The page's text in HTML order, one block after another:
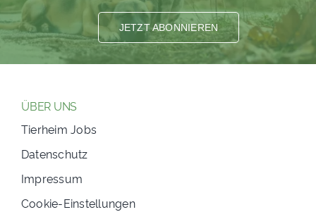
JETZT ABONNIEREN
ÜBER UNS
Tierheim Jobs
Datenschutz
Impressum
Cookie-Einstellungen